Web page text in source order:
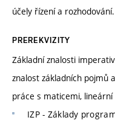
účely řízení a rozhodování.
PREREKVIZITY
Základní znalosti
znalost základních pojmů
práce s maticemi,
IZP - Základy